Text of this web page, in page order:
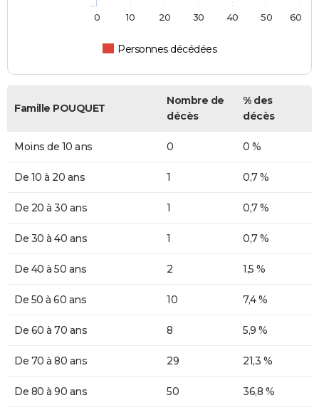
Personnes décédées
0 10 20 30 40 50 60
Famille POUQUET
Nombre de
décès
% des
décès
Moins de 10 ans 0 0 %
De 10 à 20 ans 1 0,7 %
De 20 à 30 ans 1 0,7 %
De 30 à 40 ans 1 0,7 %
De 40 à 50 ans 2 1,5 %
De 50 à 60 ans 10 7,4 %
De 60 à 70 ans 8 5,9 %
De 70 à 80 ans 29 21,3 %
De 80 à 90 ans 50 36,8 %